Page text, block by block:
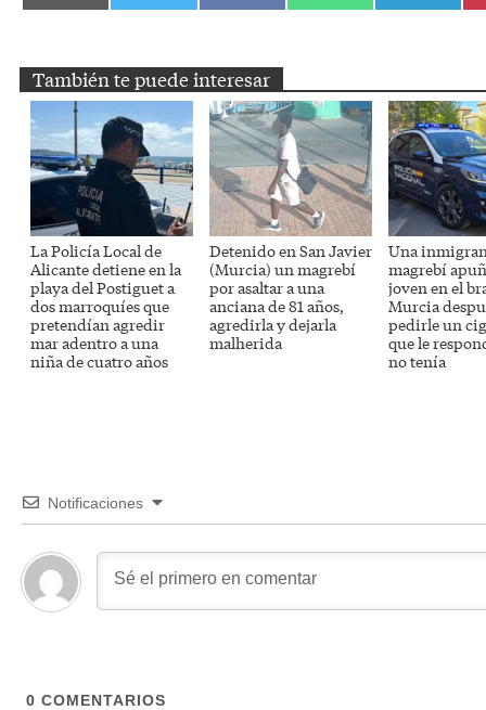
en en en en en
También te puede interesar
La Policía Local de
Alicante detiene en la
playa del Postiguet a
dos marroquíes que
pretendían agredir
mar adentro a una
niña de cuatro años
Detenido en San Javier
(Murcia) un magrebí
por asaltar a una
anciana de 81 años,
agredirla y dejarla
malherida
Una
magrebí
joven en el
Murcia
pedirle un
que le
no tenía
Notificaciones
0 COMENTARIOS